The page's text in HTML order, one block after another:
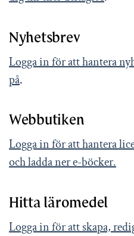
Nyhetsbrev
Logga in för att hantera
på.
Webbutiken
Logga in för att hantera
och ladda ner e-böcker.
Hitta läromedel
Logga in för att skapa,